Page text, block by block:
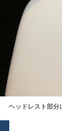
ヘッドレスト部